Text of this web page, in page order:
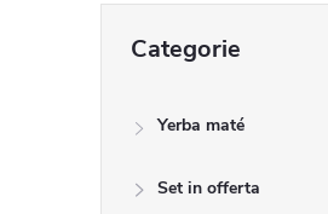
Categorie
Yerba maté
Set in offerta